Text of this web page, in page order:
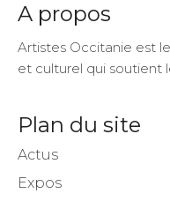
A propos
Artistes Occitanie est
et culturel qui soutient
Plan du site
Actus
Expos